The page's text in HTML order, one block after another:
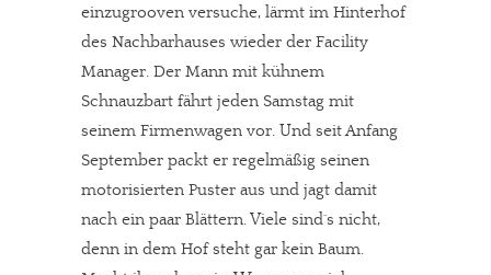
einzugrooven versuche, lärmt im Hinterhof
des Nachbarhauses wieder der Facility
Manager. Der Mann mit kühnem
Schnauzbart fährt jeden Samstag mit
seinem Firmenwagen vor. Und seit Anfang
September packt er regelmäßig seinen
motorisierten Puster aus und jagt damit
nach ein paar Blättern. Viele sind´s nicht,
denn in dem Hof steht gar kein Baum.